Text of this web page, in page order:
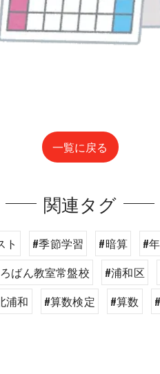
一覧に戻る
関連タグ
ト #季節学習 #暗算 #
ばん教室常盤校 #浦和区
浦和
#算数検定 #算数